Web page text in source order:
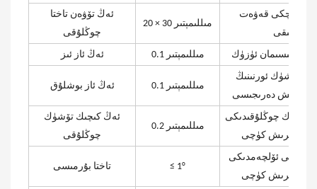
ئەڭ تۆۋەن تاختا
چوڭلۇقى
20 × 30 مىللىمېتىر
ئىچكى قەۋەت
قېلىنلىقى
ئەڭ ئاز ئىز 0.1 مىللىمېتىر ھالقىسىمان ئۈزۈك
ئەڭ ئاز بوشلۇق 0.1 مىللىمېتىر
تۆشۈك ئورنىنىڭ
بېرىش دەرىجىسى
ئەڭ كىچىك تۆشۈك
چوڭلۇقى
0.2 مىللىمېتىر
تۆشۈك چوڭلۇقىدىكى
بېرىش كۈچى
تاختا بۇرمىسى ≤ 1°
تاشقى ئۆلچەمدىكى
بېرىش كۈچى